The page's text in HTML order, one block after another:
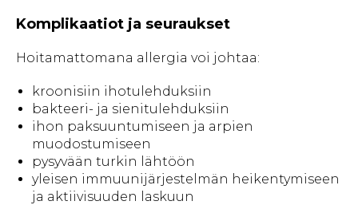
Komplikaatiot ja seuraukset
Hoitamattomana allergia voi johtaa:
kroonisiin ihotulehduksiin
bakteeri- ja sienitulehduksiin
ihon paksuuntumiseen ja arpien
muodostumiseen
pysyvään turkin lähtöön
yleisen immuunijärjestelmän heikentymiseen
ja aktiivisuuden laskuun